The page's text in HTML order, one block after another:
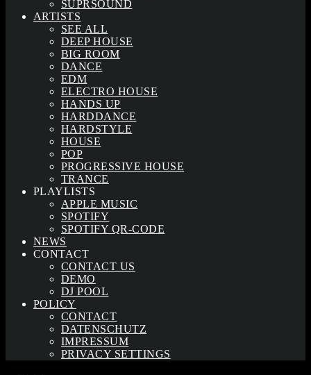
SUPRSOUND
ARTISTS
SEE ALL
DEEP HOUSE
BIG ROOM
DANCE
EDM
ELECTRO HOUSE
HANDS UP
HARDDANCE
HARDSTYLE
HOUSE
POP
PROGRESSIVE HOUSE
TRANCE
PLAYLISTS
APPLE MUSIC
SPOTIFY
SPOTIFY QR-CODE
NEWS
CONTACT
CONTACT US
DEMO
DJ POOL
POLICY
CONTACT
DATENSCHUTZ
IMPRESSUM
PRIVACY SETTINGS